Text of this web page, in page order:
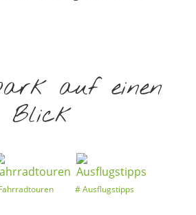
auf einen
Blick
Ausflugstipps